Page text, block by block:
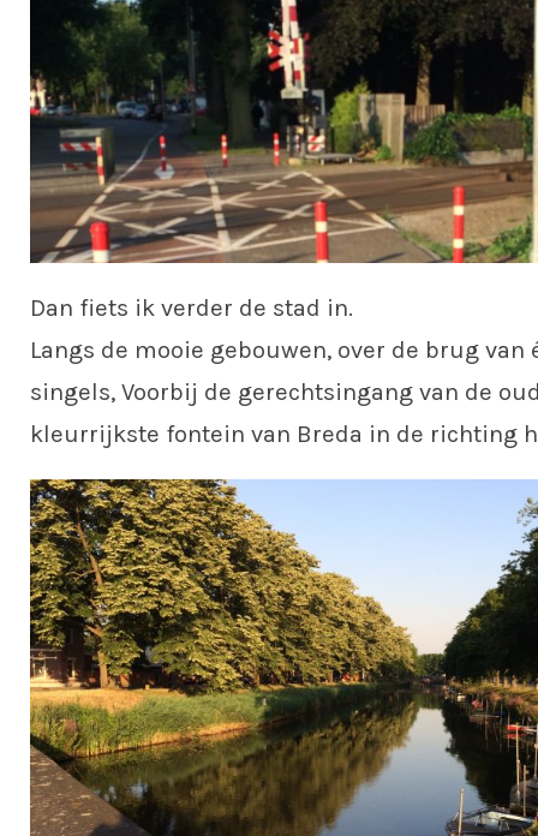
Dan fiets ik verder de stad in.
Langs de mooie gebouwen, over de brug van
singels, Voorbij de gerechtsingang van de
kleurrijkste fontein van Breda in de richting